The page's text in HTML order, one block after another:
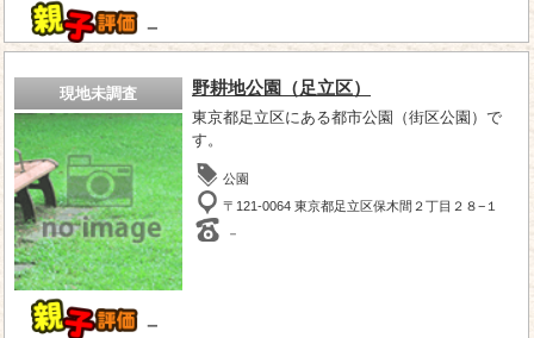
－
現地未調査
－
野耕地公園（足立区）
東京都足立区にある都市公園（街区公園）で
す。
公園
〒121-0064 東京都足立区保木間２丁目２８−１
－